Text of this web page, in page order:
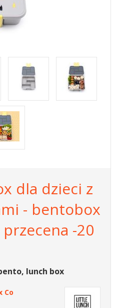
dla dzieci z
- bentobox
-20
lunch box
Co